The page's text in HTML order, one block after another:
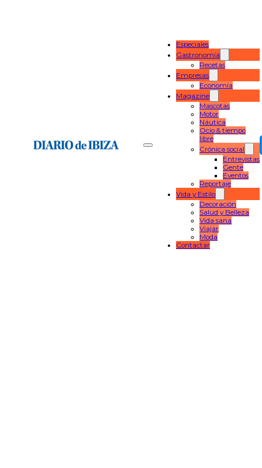
Especiales
Gastronomía
Recetas
Empresas
Economía
Magazine
Mascotas
Motor
Náutica
Ocio & tiempo
libre
Crónica social
Entrevistas
Gente
Eventos
Reportaje
Vida y Estilo
Decoración
Salud y Belleza
Vida sana
Viajar
Moda
Contactar